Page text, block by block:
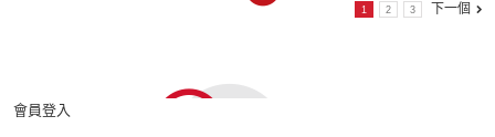
1 2 3 下一個
會員登入